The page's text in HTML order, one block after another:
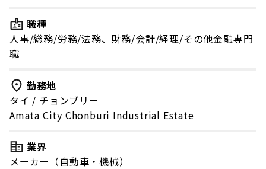
職種
人事/総務/労務/法務、財務/会計/経理/その他金融専門
職
勤務地
タイ / チョンブリー
Amata City Chonburi Industrial Estate
業界
メーカー（自動車・機械）